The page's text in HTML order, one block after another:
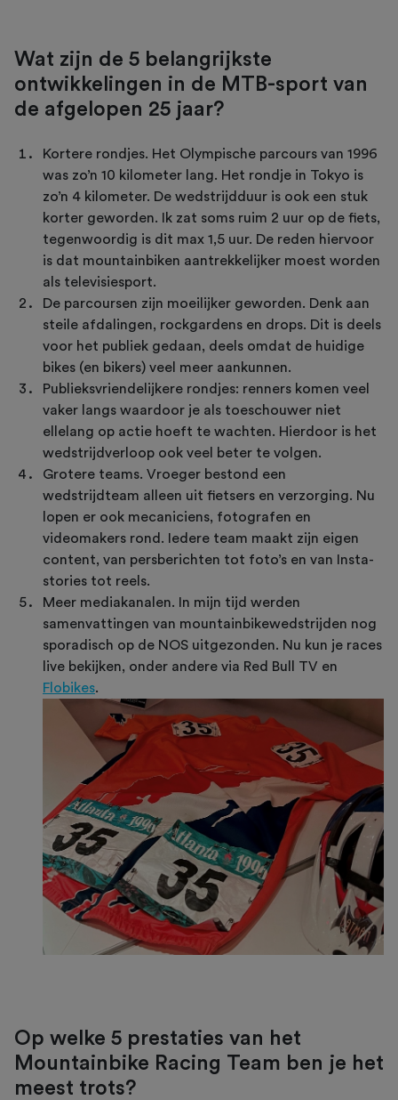
Wat zijn de 5 belangrijkste
ontwikkelingen in de MTB-sport van
de afgelopen 25 jaar?
Kortere rondjes. Het Olympische parcours van 1996
was zo’n 10 kilometer lang. Het rondje in Tokyo is
zo’n 4 kilometer. De wedstrijdduur is ook een stuk
korter geworden. Ik zat soms ruim 2 uur op de fiets,
tegenwoordig is dit max 1,5 uur. De reden hiervoor
is dat mountainbiken aantrekkelijker moest worden
als televisiesport.
De parcoursen zijn moeilijker geworden. Denk aan
steile afdalingen, rockgardens en drops. Dit is deels
voor het publiek gedaan, deels omdat de huidige
bikes (en bikers) veel meer aankunnen.
Publieksvriendelijkere rondjes: renners komen veel
vaker langs waardoor je als toeschouwer niet
ellelang op actie hoeft te wachten. Hierdoor is het
wedstrijdverloop ook veel beter te volgen.
Grotere teams. Vroeger bestond een
wedstrijdteam alleen uit fietsers en verzorging. Nu
lopen er ook mecaniciens, fotografen en
videomakers rond. Iedere team maakt zijn eigen
content, van persberichten tot foto’s en van Insta-
stories tot reels.
Meer mediakanalen. In mijn tijd werden
samenvattingen van mountainbikewedstrijden nog
sporadisch op de NOS uitgezonden. Nu kun je races
live bekijken, onder andere via Red Bull TV en
Flobikes.
Op welke 5 prestaties van het
Mountainbike Racing Team ben je het
meest trots?